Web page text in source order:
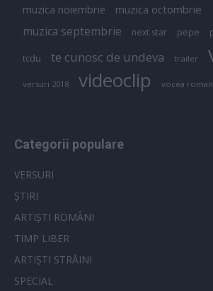
muzica noiembrie muzica octombrie
muzica septembrie next star pepe
tcdu te cunosc de undeva trailer
versuri 2018 videoclip vocea
Categorii populare
VERSURI
ȘTIRI
ARTIȘTI ROMÂNI
TIMP LIBER
ARTIȘTI STRĂINI
SPECIAL